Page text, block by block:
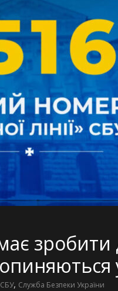
СБУ, Служба Безпеки України